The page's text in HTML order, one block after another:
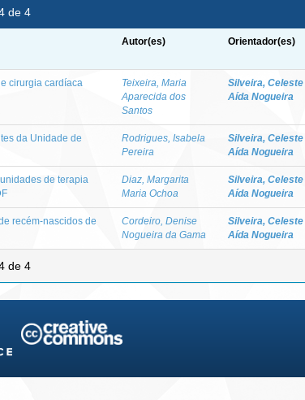
de 4
Autor(es) Orientador(es)
cirurgia cardíaca
Teixeira, Maria
Aparecida dos
Santos
Silveira, Celeste
Aída Nogueira
da Unidade de
Rodrigues, Isabela
Pereira
Silveira, Celeste
Aída Nogueira
de terapia
Diaz, Margarita
Maria Ochoa
Silveira, Celeste
Aída Nogueira
recém-nascidos de
Cordeiro, Denise
Nogueira da Gama
Silveira, Celeste
Aída Nogueira
de 4